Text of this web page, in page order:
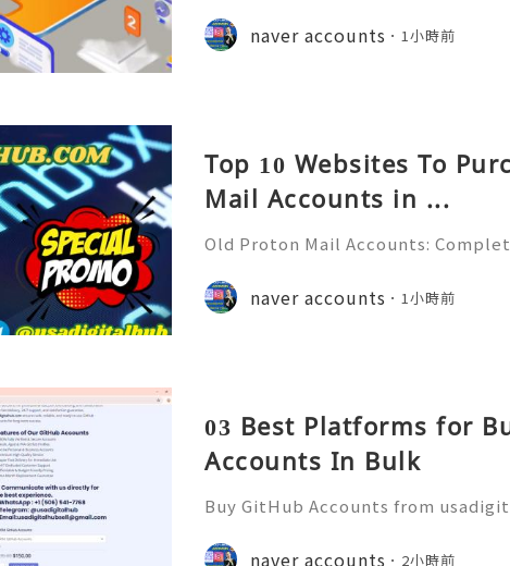
official identification,
overnment-related pur
naver accounts 1小時前
Top 10 Websites To
Mail Accounts in ...
Old Proton Mail Accounts:
liable 24/7 Customer Support
06) 541-7768
naver accounts 1小時前
03 Best Platforms for
Accounts In Bulk
Buy GitHub Accounts from
pp :+1 (506) 541-7768
naver accounts 2小時前